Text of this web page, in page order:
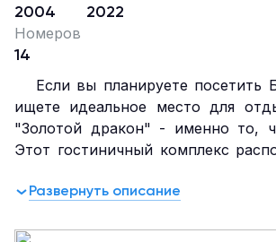
2004 2022
Номеров
14
Если вы планируете посетить
ищете идеальное место для
"Золотой дракон" - именно то,
Этот гостиничный комплекс
Игнатьевское и находится в
достопримечательностей месте.
Развернуть описание